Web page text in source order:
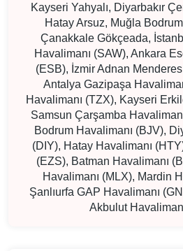
Kayseri Yahyalı, Diyarbakır
Hatay Arsuz, Muğla
Çanakkale Gökçeada,
Havalimanı (SAW), Ankara
(ESB), İzmir Adnan
Antalya Gazipaşa
Havalimanı (TZX), Kayseri
Samsun Çarşamba
Bodrum Havalimanı (BJV),
(DIY), Hatay Havalimanı
(EZS), Batman Havalimanı
Havalimanı (MLX), Mardin
Şanlıurfa GAP Havalimanı
Akbulut